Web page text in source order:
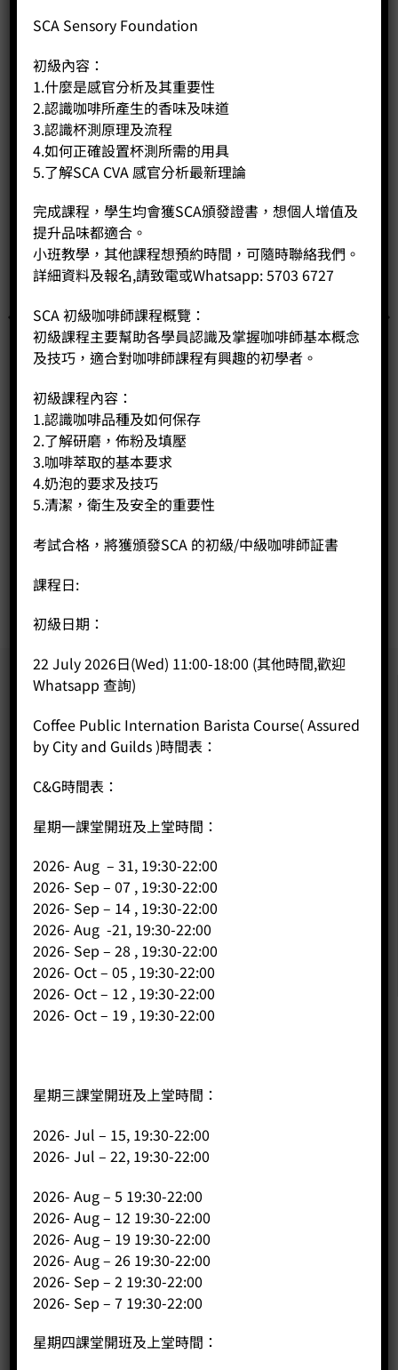
相關商品
Price:
主頁
導師簡介
商店（產品）
課程/工作坊
SCA Sensory Foundation
初級內容：
1.什麼是感官分析及其重要性
2.認識咖啡所產生的香味及味道
3.認識杯測原理及流程
4.如何正確設置杯測所需的用具
5.了解SCA CVA 感官分析最新理論
完成課程，學生均會獲SCA頒發證書，想個人增值及
提升品味都適合。
小班教學，其他課程想預約時間，可隨時聯絡我們。
詳細資料及報名,請致電或Whatsapp: 5703 6727
SCA 初級咖啡師課程概覽：
初級課程主要幫助各學員認識及掌握咖啡師基本概念
及技巧，適合對咖啡師課程有興趣的初學者。
初級課程內容：
1.認識咖啡品種及如何保存
2.了解研磨，佈粉及填壓
3.咖啡萃取的基本要求
4.奶泡的要求及技巧
5.清潔，衛生及安全的重要性
考試合格，將獲頒發SCA 的初級/中級咖啡師証書
課程日:
初級日期：
22 July 2026日(Wed) 11:00-18:00 (其他時間,歡迎
Whatsapp 查詢)
Coffee Public Internation Barista Course( Assured
by City and Guilds )時間表：
C&G時間表：
星期一課堂開班及上堂時間：
2026- Aug – 31, 19:30-22:00
2026- Sep – 07 , 19:30-22:00
2026- Sep – 14 , 19:30-22:00
2026- Aug -21, 19:30-22:00
2026- Sep – 28 , 19:30-22:00
2026- Oct – 05 , 19:30-22:00
2026- Oct – 12 , 19:30-22:00
2026- Oct – 19 , 19:30-22:00
星期三課堂開班及上堂時間：
2026- Jul – 15, 19:30-22:00
2026- Jul – 22, 19:30-22:00
2026- Aug – 5 19:30-22:00
2026- Aug – 12 19:30-22:00
2026- Aug – 19 19:30-22:00
2026- Aug – 26 19:30-22:00
2026- Sep – 2 19:30-22:00
2026- Sep – 7 19:30-22:00
星期四課堂開班及上堂時間：